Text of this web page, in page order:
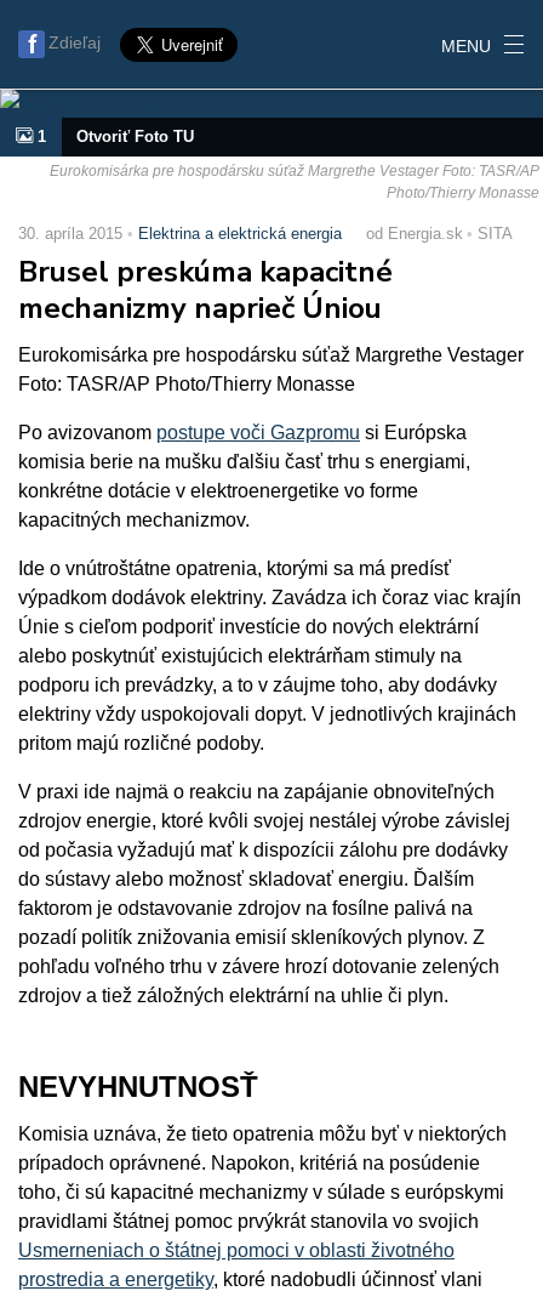
Zdieľaj MENU
1 Otvoriť Foto TU
Eurokomisárka pre hospodársku súťaž Margrethe Vestager Foto: TASR/AP
Photo/Thierry Monasse
30. apríla 2015 Elektrina a elektrická energia od Energia.sk SITA
Brusel preskúma kapacitné
mechanizmy naprieč Úniou
Eurokomisárka pre hospodársku súťaž Margrethe Vestager
Foto: TASR/AP Photo/Thierry Monasse
Po avizovanom postupe voči Gazpromu si Európska
komisia berie na mušku ďalšiu časť trhu s energiami,
konkrétne dotácie v elektroenergetike vo forme
kapacitných mechanizmov.
Ide o vnútroštátne opatrenia, ktorými sa má predísť
výpadkom dodávok elektriny. Zavádza ich čoraz viac krajín
Únie s cieľom podporiť investície do nových elektrární
alebo poskytnúť existujúcich elektrárňam stimuly na
podporu ich prevádzky, a to v záujme toho, aby dodávky
elektriny vždy uspokojovali dopyt. V jednotlivých krajinách
pritom majú rozličné podoby.
V praxi ide najmä o reakciu na zapájanie obnoviteľných
zdrojov energie, ktoré kvôli svojej nestálej výrobe závislej
od počasia vyžadujú mať k dispozícii zálohu pre dodávky
do sústavy alebo možnosť skladovať energiu. Ďalším
faktorom je odstavovanie zdrojov na fosílne palivá na
pozadí politík znižovania emisií skleníkových plynov. Z
pohľadu voľného trhu v závere hrozí dotovanie zelených
zdrojov a tiež záložných elektrární na uhlie či plyn.
NEVYHNUTNOSŤ
Komisia uznáva, že tieto opatrenia môžu byť v niektorých
prípadoch oprávnené. Napokon, kritériá na posúdenie
toho, či sú kapacitné mechanizmy v súlade s európskymi
pravidlami štátnej pomoc prvýkrát stanovila vo svojich
Usmerneniach o štátnej pomoci v oblasti životného
prostredia a energetiky, ktoré nadobudli účinnosť vlani